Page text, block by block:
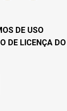
DE USO
DE LICENÇA DO